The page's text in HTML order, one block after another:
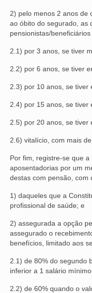
2) pelo menos 2 anos de
ao óbito do segurado, as
pensionistas/
2.1) por 3 anos, se tiver
2.2) por 6 anos, se tiver
2.3) por 10 anos, se tiver
2.4) por 15 anos, se tiver
2.5) por 20 anos, se tiver
2.6) vitalício, com mais
Por fim, registre-se que
aposentadorias por um
destas com pensão, com
1) daqueles que a
profissional de saúde; e
2) assegurada a opção
assegurado o
benefícios, limitado aos
2.1) de 80% do segundo
inferior a 1 salário
2.2) de 60% quando o